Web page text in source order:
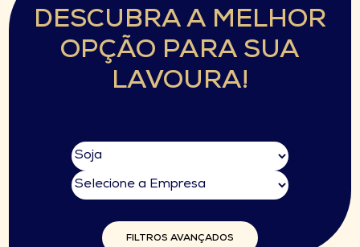
DESCUBRA A MELHOR
OPÇÃO PARA SUA
LAVOURA!
FILTROS AVANÇADOS